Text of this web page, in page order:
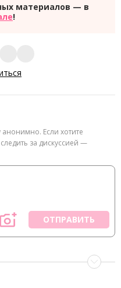
материалов — в
!
анонимно. Если хотите
за дискуссией —
ОТПРАВИТЬ